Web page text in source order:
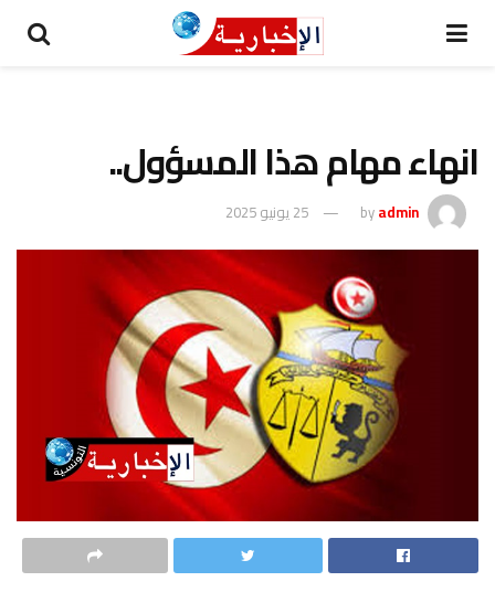
انهاء مهام هذا المسؤول..
byadmin 25 يونيو 2025